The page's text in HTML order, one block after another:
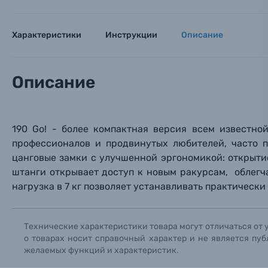
Фоторамки
Фотоальбомы
Солнцезащитные очки
Характеристики Инструкции Описание
Описание
190 Go! - более компактная версия всем
профессионалов и продвинутых любителей,
цанговые замки с улучшенной эргономикой:
штанги открывает доступ к новым ракурсам,
нагрузка в 7 кг позволяет устанавливать
Технические характеристики товара могут отличаться
о товарах носит справочный характер и не является
желаемых функций и характеристик.